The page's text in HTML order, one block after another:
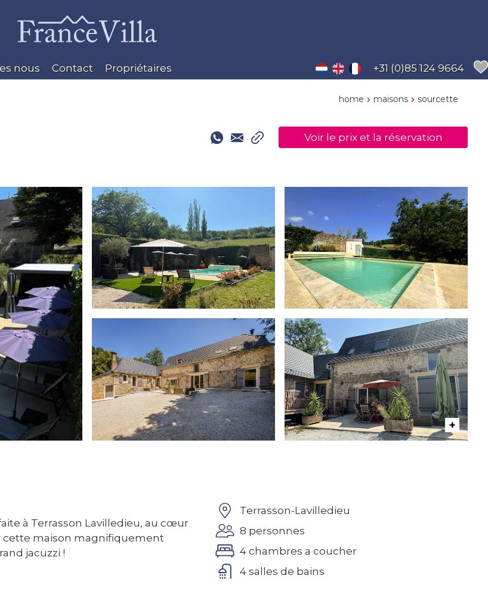
nous Contact Propriétaires +31 (0)85 124 9664
home maisons sourcette
Voir le prix et la réservation
à Terrasson Lavilledieu, au cœur
cette maison magnifiquement
jacuzzi !
Terrasson-Lavilledieu
8 personnes
4 chambres a coucher
4 salles de bains